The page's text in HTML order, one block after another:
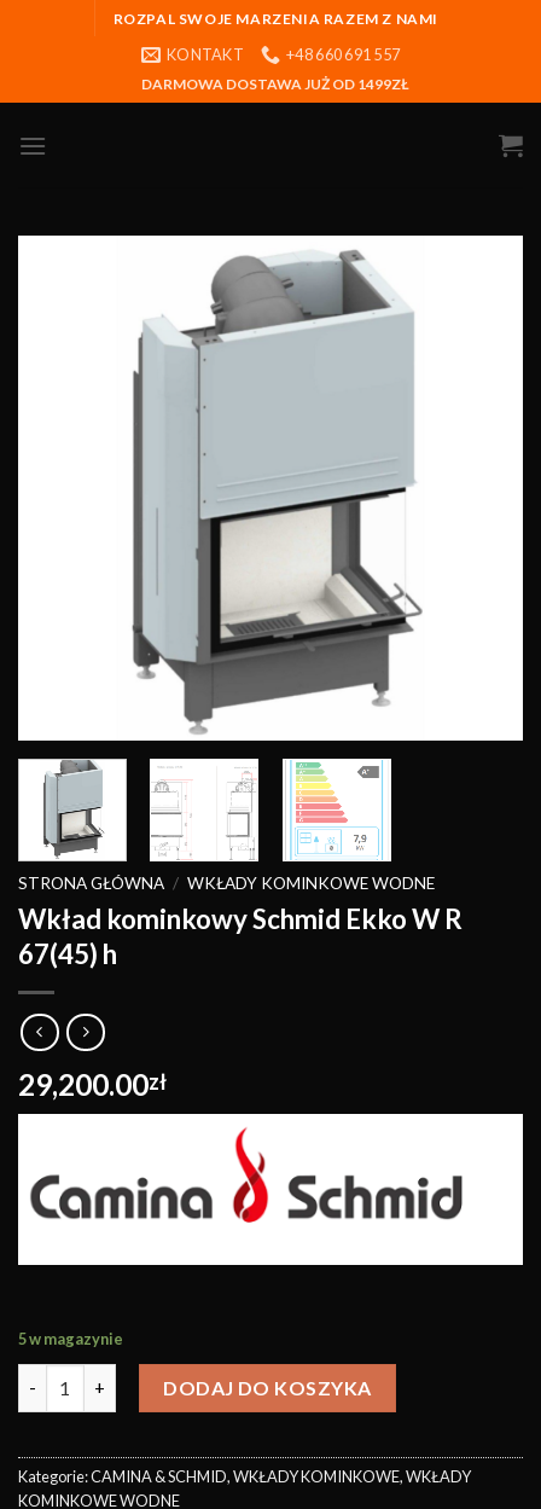
ROZPAL SWOJE MARZENIA RAZEM Z NAMI
KONTAKT +48 660 691 557
DARMOWA DOSTAWA JUŻ OD 1499ZŁ
STRONA GŁÓWNA / WKŁADY KOMINKOWE WODNE
Wkład kominkowy Schmid Ekko W R
67(45) h
29,200.00zł
5 w magazynie
DODAJ DO KOSZYKA
Kategorie:CAMINA & SCHMID,WKŁADY KOMINKOWE,WKŁADY
KOMINKOWE WODNE